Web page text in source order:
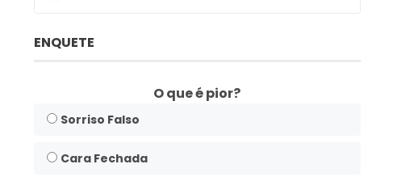
ENQUETE
O que é pior?
Sorriso Falso
Cara Fechada